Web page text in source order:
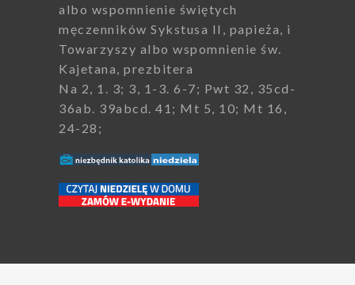
albo wspomnienie świętych
męczenników Sykstusa II, papieża, i
Towarzyszy albo wspomnienie św.
Kajetana, prezbitera
Na 2, 1. 3; 3, 1-3. 6-7; Pwt 32, 35cd-
36ab. 39abcd. 41; Mt 5, 10; Mt 16,
24-28;